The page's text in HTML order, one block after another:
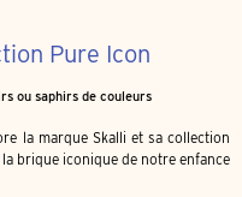
Pure Icon
ou saphirs de couleurs
la marque Skalli et sa collection
brique iconique de notre enfance